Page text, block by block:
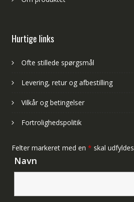
Hurtige links
Ofte stillede spørgsmål
Levering, retur og afbestilling
Vilkår og betingelser
Fortrolighedspolitik
Felter markeret med en * skal udfyldes
Navn